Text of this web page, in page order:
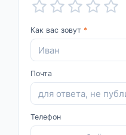
Как вас зовут *
Почта
Телефон